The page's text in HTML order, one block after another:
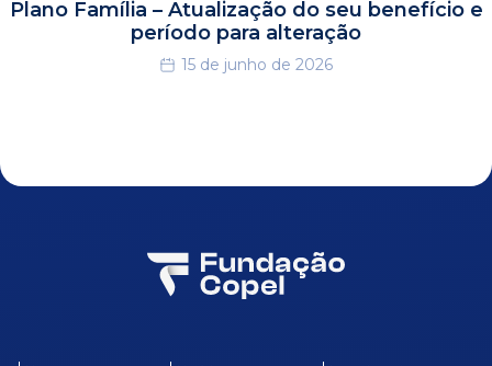
Plano Família – Atualização do seu benefício e
período para alteração
15 de junho de 2026